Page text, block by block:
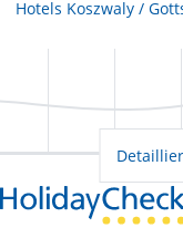
Hotels Koszwaly /